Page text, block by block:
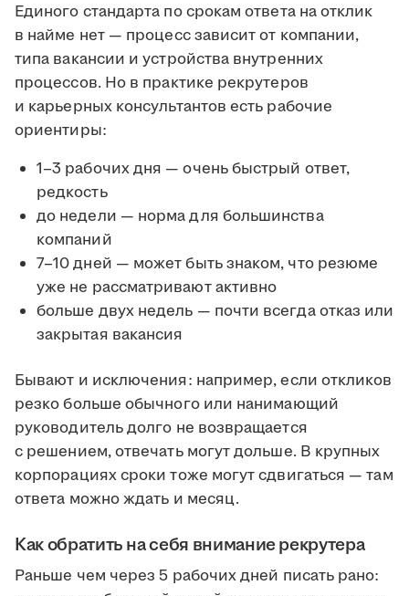
Единого стандарта по срокам ответа на отклик
в найме нет — процесс зависит от компании,
типа вакансии и устройства внутренних
процессов. Но в практике рекрутеров
и карьерных консультантов есть рабочие
ориентиры:
1–3 рабочих дня — очень быстрый ответ,
редкость
до недели — норма для большинства
компаний
7–10 дней — может быть знаком, что резюме
уже не рассматривают активно
больше двух недель — почти всегда отказ или
закрытая вакансия
Бывают и исключения: например, если откликов
резко больше обычного или нанимающий
руководитель долго не возвращается
с решением, отвечать могут дольше. В крупных
корпорациях сроки тоже могут сдвигаться — там
ответа можно ждать и месяц.
Как обратить на себя внимание рекрутера
Раньше чем через 5 рабочих дней писать рано: